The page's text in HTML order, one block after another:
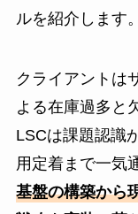
ルを紹介します。
クライアントは
よる在庫過多と
LSCは課題認識
用定着まで一気
基盤の構築から